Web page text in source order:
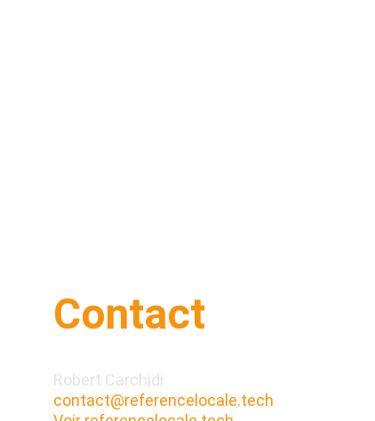
Contact
Robert Carchidi
contact@referencelocale.tech